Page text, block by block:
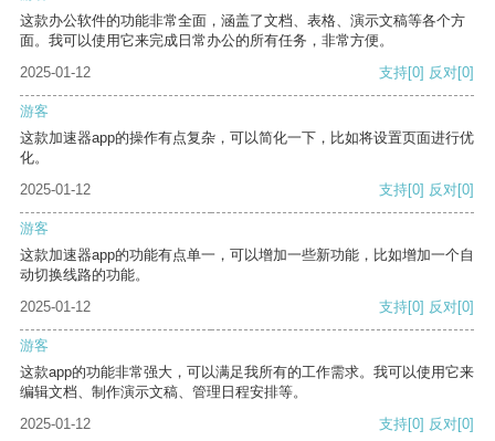
这款办公软件的功能非常全面，涵盖了文档、表格、演示文稿等各个方
面。我可以使用它来完成日常办公的所有任务，非常方便。
2025-01-12
支持[0] 反对[0]
游客
这款加速器app的操作有点复杂，可以简化一下，比如将设置页面进行优
化。
2025-01-12
支持[0] 反对[0]
游客
这款加速器app的功能有点单一，可以增加一些新功能，比如增加一个自
动切换线路的功能。
2025-01-12
支持[0] 反对[0]
游客
这款app的功能非常强大，可以满足我所有的工作需求。我可以使用它来
编辑文档、制作演示文稿、管理日程安排等。
2025-01-12
支持[0] 反对[0]